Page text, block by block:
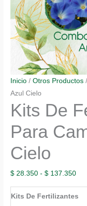
Inicio /Otros Productos
Azul Cielo
Kits De
Para
Cielo
$ 28.350 - $ 137.350
de
Kits De Fertilizantes